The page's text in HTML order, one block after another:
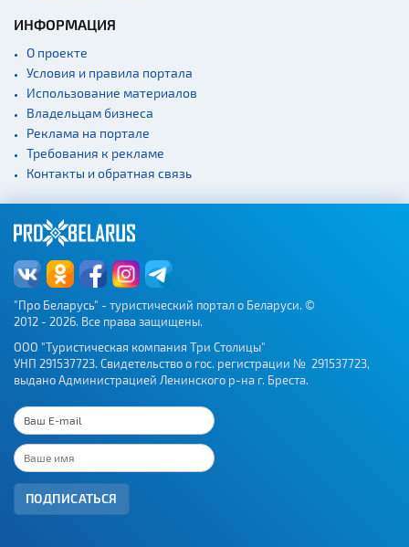
ИНФОРМАЦИЯ
О проекте
Условия и правила портала
Использование материалов
Владельцам бизнеса
Реклама на портале
Требования к рекламе
Контакты и обратная связь
"Про Беларусь" - туристический портал о Беларуси. ©
2012 - 2026. Все права защищены.
ООО "Туристическая компания Три Столицы"
УНП 291537723. Свидетельство о гос. регистрации № 291537723,
выдано Администрацией Ленинского р-на г. Бреста.
ПОДПИСАТЬСЯ